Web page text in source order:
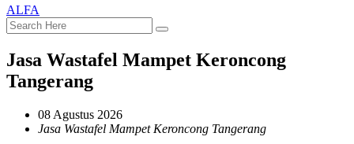
ALFA
Jasa Wastafel Mampet Keroncong
Tangerang
08 Agustus 2026
Jasa Wastafel Mampet Keroncong Tangerang